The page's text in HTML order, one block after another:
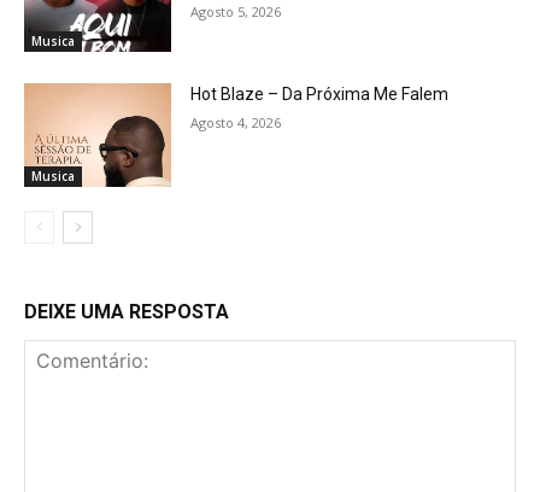
Musica
Agosto 5, 2026
Musica
Hot Blaze – Da Próxima Me Falem
Agosto 4, 2026
DEIXE UMA RESPOSTA